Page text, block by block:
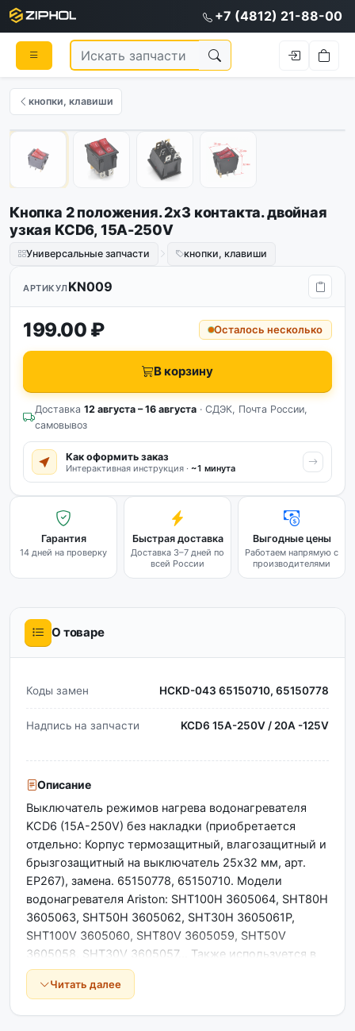
+7 (4812) 21-88-00
кнопки, клавиши
Кнопка 2 положения. 2х3 контакта. двойная
узкая KCD6, 15A-250V
Универсальные запчасти кнопки, клавиши
АРТИКУЛKN009
199.00 ₽ Осталось несколько
В корзину
Доставка 12 августа – 16 августа · СДЭК, Почта России,
самовывоз
Как оформить заказ
Интерактивная инструкция · ~1 минута
Гарантия
14 дней на проверку
Быстрая доставка
Доставка 3–7 дней по
всей России
Выгодные цены
Работаем напрямую с
производителями
О товаре
Коды замен HCKD-043 65150710, 65150778
Надпись на запчасти KCD6 15A-250V / 20A -125V
Описание
Выключатель режимов нагрева водонагревателя
KCD6 (15A-250V) без накладки (приобретается
отдельно: Корпус термозащитный, влагозащитный и
брызгозащитный на выключатель 25х32 мм, арт.
EP267), замена. 65150778, 65150710. Модели
водонагревателя Ariston: SHT100H 3605064, SHT80H
3605063, SHT50H 3605062, SHT30H 3605061Р,
SHT100V 3605060, SHT80V 3605059, SHT50V
3605058, SHT30V 3605057… Также используется в
масляных радиаторах и пр. Размер корпуса по
внешним краям: 30 х 25 мм Высота корпуса без
Читать далее